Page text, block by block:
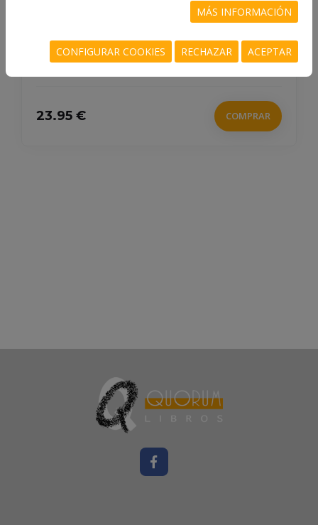
HUANG, ANA HUANG
23.95 € COMPRAR
MÁS INFORMACIÓN
CONFIGURAR COOKIES RECHAZAR ACEPTAR